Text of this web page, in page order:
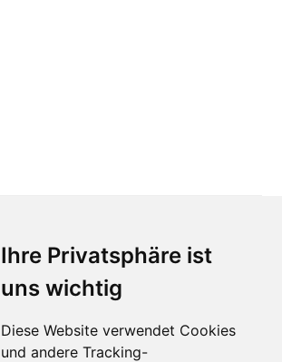
Ihre Privatsphäre ist
uns wichtig
Diese Website verwendet Cookies
und andere Tracking-